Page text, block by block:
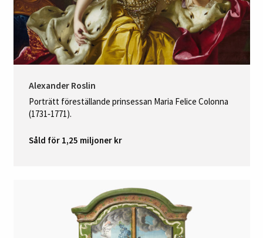
Alexander Roslin
Porträtt föreställande prinsessan Maria Felice Colonna
(1731‑1771).
Såld för 1,25 miljoner kr